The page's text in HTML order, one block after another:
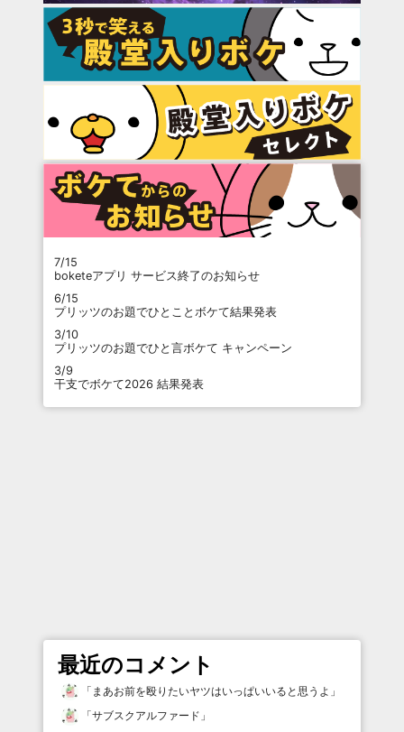
7/15
boketeアプリ サービス終了のお知らせ
6/15
プリッツのお題でひとことボケて結果発表
3/10
プリッツのお題でひと言ボケて キャンペーン
3/9
干支でボケて2026 結果発表
最近のコメント
「 まあお前を殴りたいヤツはいっぱいいると思うよ 」
「サブスクアルファード 」